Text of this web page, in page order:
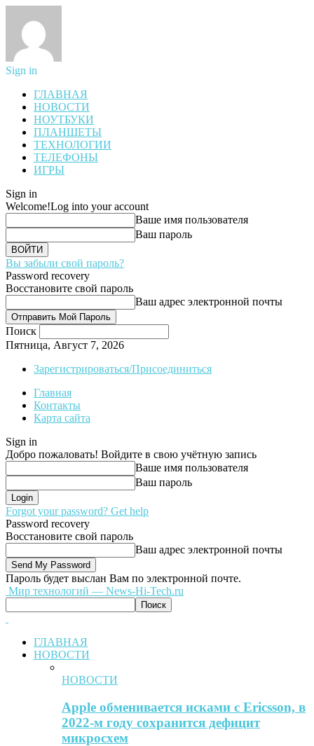
Sign in
ГЛАВНАЯ
НОВОСТИ
НОУТБУКИ
ПЛАНШЕТЫ
ТЕХНОЛОГИИ
ТЕЛЕФОНЫ
ИГРЫ
Sign in
Welcome!Log into your account
Ваше имя пользователя
Ваш пароль
Вы забыли свой пароль?
Password recovery
Восстановите свой пароль
Ваш адрес электронной почты
Поиск
Пятница, Август 7, 2026
Зарегистрироваться/Присоединиться
Главная
Контакты
Карта сайта
Sign in
Добро пожаловать! Войдите в свою учётную запись
Ваше имя пользователя
Ваш пароль
Forgot your password? Get help
Password recovery
Восстановите свой пароль
Ваш адрес электронной почты
Пароль будет выслан Вам по электронной почте.
Мир технологий — News-Hi-Tech.ru
ГЛАВНАЯ
НОВОСТИ
НОВОСТИ
Apple обменивается исками с Ericsson, в
2022-м году сохранится дефицит
микросхем